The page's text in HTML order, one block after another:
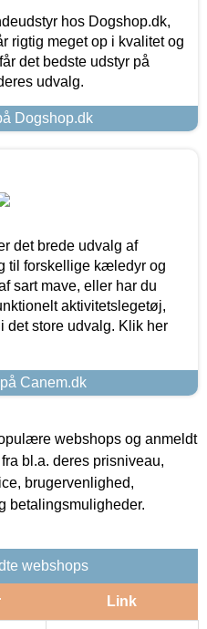
hos Dogshop.dk,
rigtig meget op i kvalitet og
det bedste udstyr på
udvalg.
Dogshop.dk
det brede udvalg af
til forskellige kæledyr og
sart mave, eller har du
aktivitetslegetøj,
det store udvalg. Klik her
Canem.dk
webshops og anmeldt
bl.a. deres prisniveau,
brugervenlighed,
betalingsmuligheder.
webshops
Link